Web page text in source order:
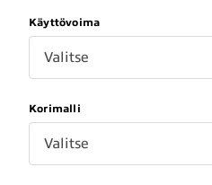
Käyttövoima
Valitse
Korimalli
Valitse